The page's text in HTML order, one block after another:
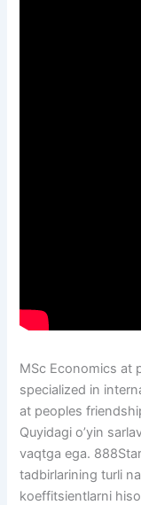
MSc Economics at
specialized in
at peoples
Quyidagi o’yin
vaqtga ega.
tadbirlarining turli
koeffitsientlarni